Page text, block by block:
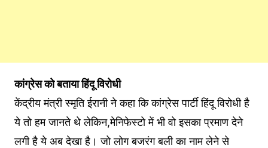
कांग्रेस को बताया हिंदू विरोधी
केंद्रीय मंत्री स्मृति ईरानी ने कहा कि कांग्रेस पार्टी हिंदू विरोधी है
ये तो हम जानते थे लेकिन,मेनिफेस्टो में भी वो इसका प्रमाण देने
लगी है ये अब देखा है। जो लोग बजरंग बली का नाम लेने से